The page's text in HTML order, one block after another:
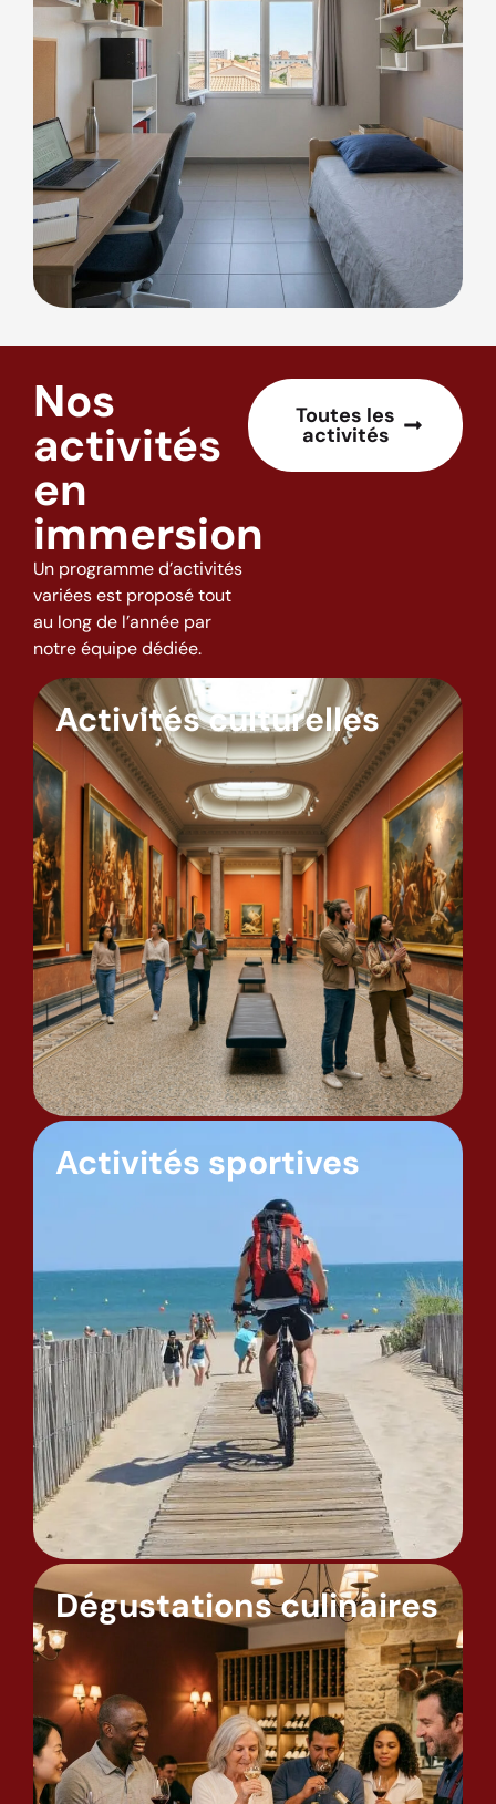
Nos
activités
en
immersion
Un programme d’activités
variées est proposé tout
au long de l’année par
notre équipe dédiée.
Toutes les
activités
Activités culturelles
Activités sportives
Dégustations culinaires